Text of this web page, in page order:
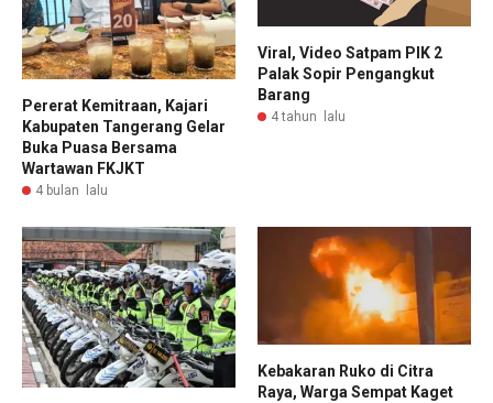
Pererat Kemitraan, Kajari
Kabupaten Tangerang Gelar
Buka Puasa Bersama
Wartawan FKJKT
4 bulan lalu
Viral, Video Satpam PIK 2
Palak Sopir Pengangkut
Barang
4 tahun lalu
Kebakaran Ruko di Citra
Raya, Warga Sempat Kaget